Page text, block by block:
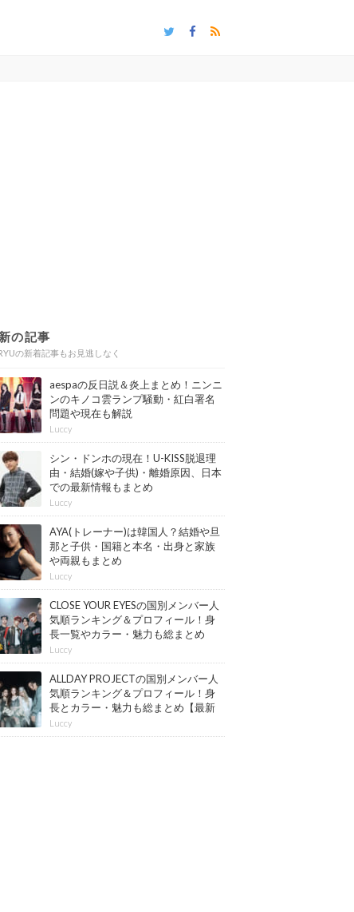
の記事
の新着記事もお見逃しなく
aespaの反日説＆炎上まとめ！ニンニ
ンのキノコ雲ランプ騒動・紅白署名
問題や現在も解説
Luccy
シン・ドンホの現在！U-KISS脱退理
由・結婚(嫁や子供)・離婚原因、日本
での最新情報もまとめ
Luccy
AYA(トレーナー)は韓国人？結婚や旦
那と子供・国籍と本名・出身と家族
や両親もまとめ
Luccy
CLOSE YOUR EYESの国別メンバー人
気順ランキング＆プロフィール！身
長一覧やカラー・魅力も総まとめ
【最新版】
Luccy
ALLDAY PROJECTの国別メンバー人
気順ランキング＆プロフィール！身
長とカラー・魅力も総まとめ【最新
版】
Luccy